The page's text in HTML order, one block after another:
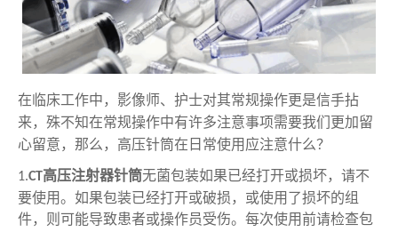
在临床工作中，影像师、护士对其常规操作更是信手拈
来，殊不知在常规操作中有许多注意事项需要我们更加留
心留意， 那么， 高压针筒在日常使用应注意什么？
1.CT高压注射器针筒无菌包装如果已经打开或损坏，请不
要使用。如果包装已经打开或破损，或使用了损坏的组
件，则可能导致患者或操作员受伤。每次使用前请检查包